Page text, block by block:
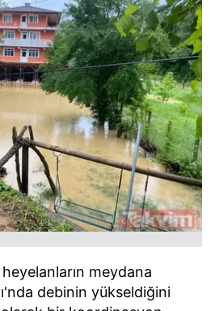
meydana
debinin yükseldiğini